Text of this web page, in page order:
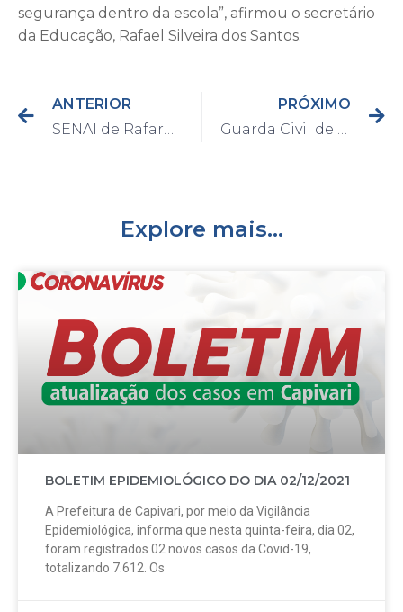
segurança dentro da escola”, afirmou o secretário
da Educação, Rafael Silveira dos Santos.
ANTERIOR
PRÓXIMO
Explore mais...
BOLETIM EPIDEMIOLÓGICO DO DIA 02/12/2021
A Prefeitura de Capivari, por meio da Vigilância
Epidemiológica, informa que nesta quinta-feira, dia 02,
foram registrados 02 novos casos da Covid-19,
totalizando 7.612. Os